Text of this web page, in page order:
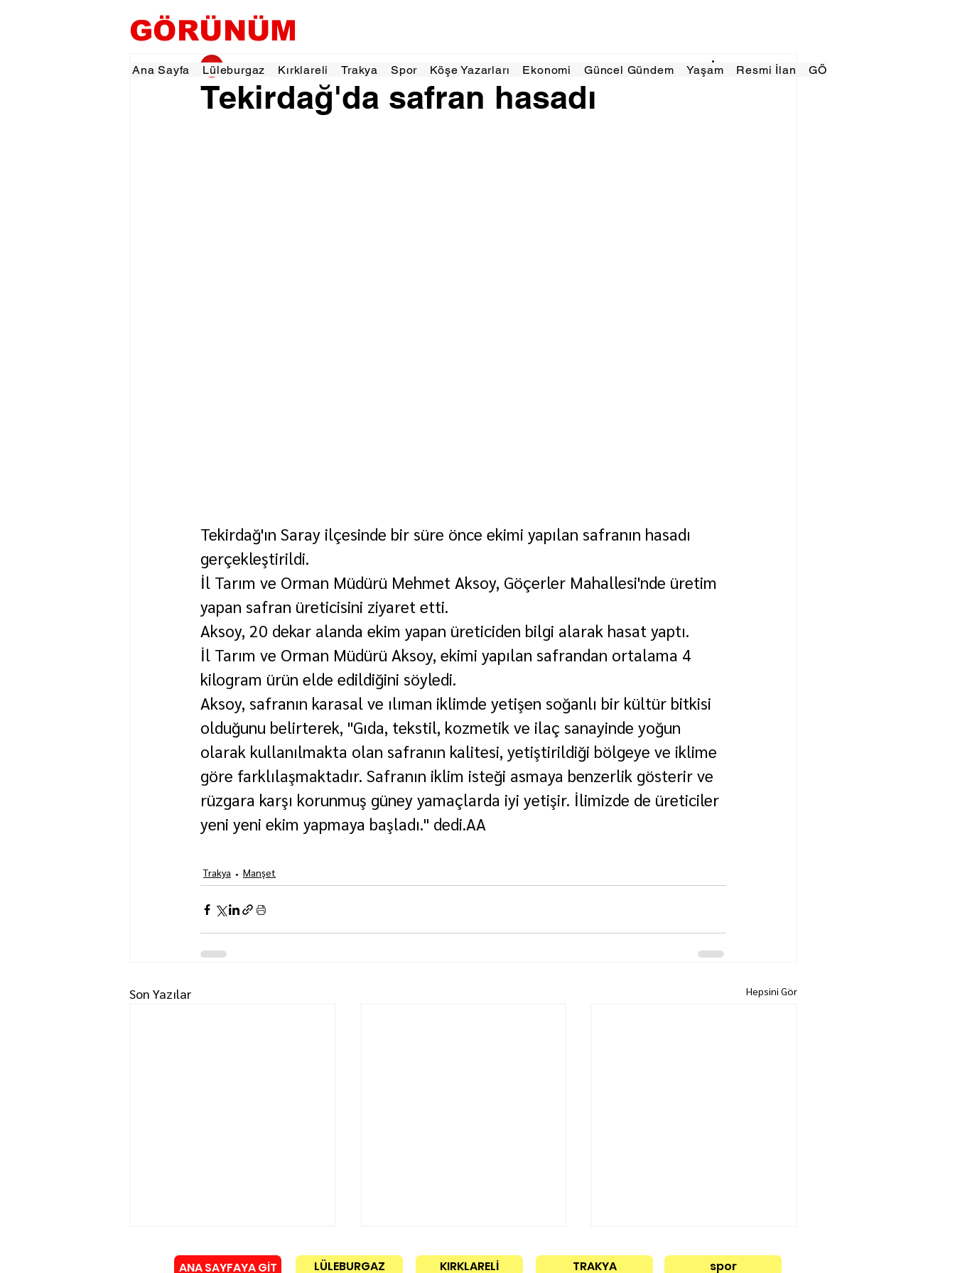
GÖRÜNÜM
Ana Sayfa Lüleburgaz Kırklareli Trakya Spor Köşe Yazarları Ekonomi Güncel Gündem Yaşam Resmi İlan GÖRÜNÜMTV
Tekirdağ'da safran hasadı
gorunumhaber 8 Kas 20251 dakikada okunur
Tekirdağ'ın Saray ilçesinde bir süre önce ekimi yapılan safranın hasadı
gerçekleştirildi.
İl Tarım ve Orman Müdürü Mehmet Aksoy, Göçerler Mahallesi'nde üretim
yapan safran üreticisini ziyaret etti.
Aksoy, 20 dekar alanda ekim yapan üreticiden bilgi alarak hasat yaptı.
İl Tarım ve Orman Müdürü Aksoy, ekimi yapılan safrandan ortalama 4
kilogram ürün elde edildiğini söyledi.
Aksoy, safranın karasal ve ılıman iklimde yetişen soğanlı bir kültür bitkisi
olduğunu belirterek, "Gıda, tekstil, kozmetik ve ilaç sanayinde yoğun
olarak kullanılmakta olan safranın kalitesi, yetiştirildiği bölgeye ve iklime
göre farklılaşmaktadır. Safranın iklim isteği asmaya benzerlik gösterir ve
rüzgara karşı korunmuş güney yamaçlarda iyi yetişir. İlimizde de üreticiler
yeni yeni ekim yapmaya başladı." dedi.AA
Trakya Manşet
Son Yazılar Hepsini Gör
ANA SAYFAYA GİT LÜLEBURGAZ KIRKLARELİ TRAKYA spor